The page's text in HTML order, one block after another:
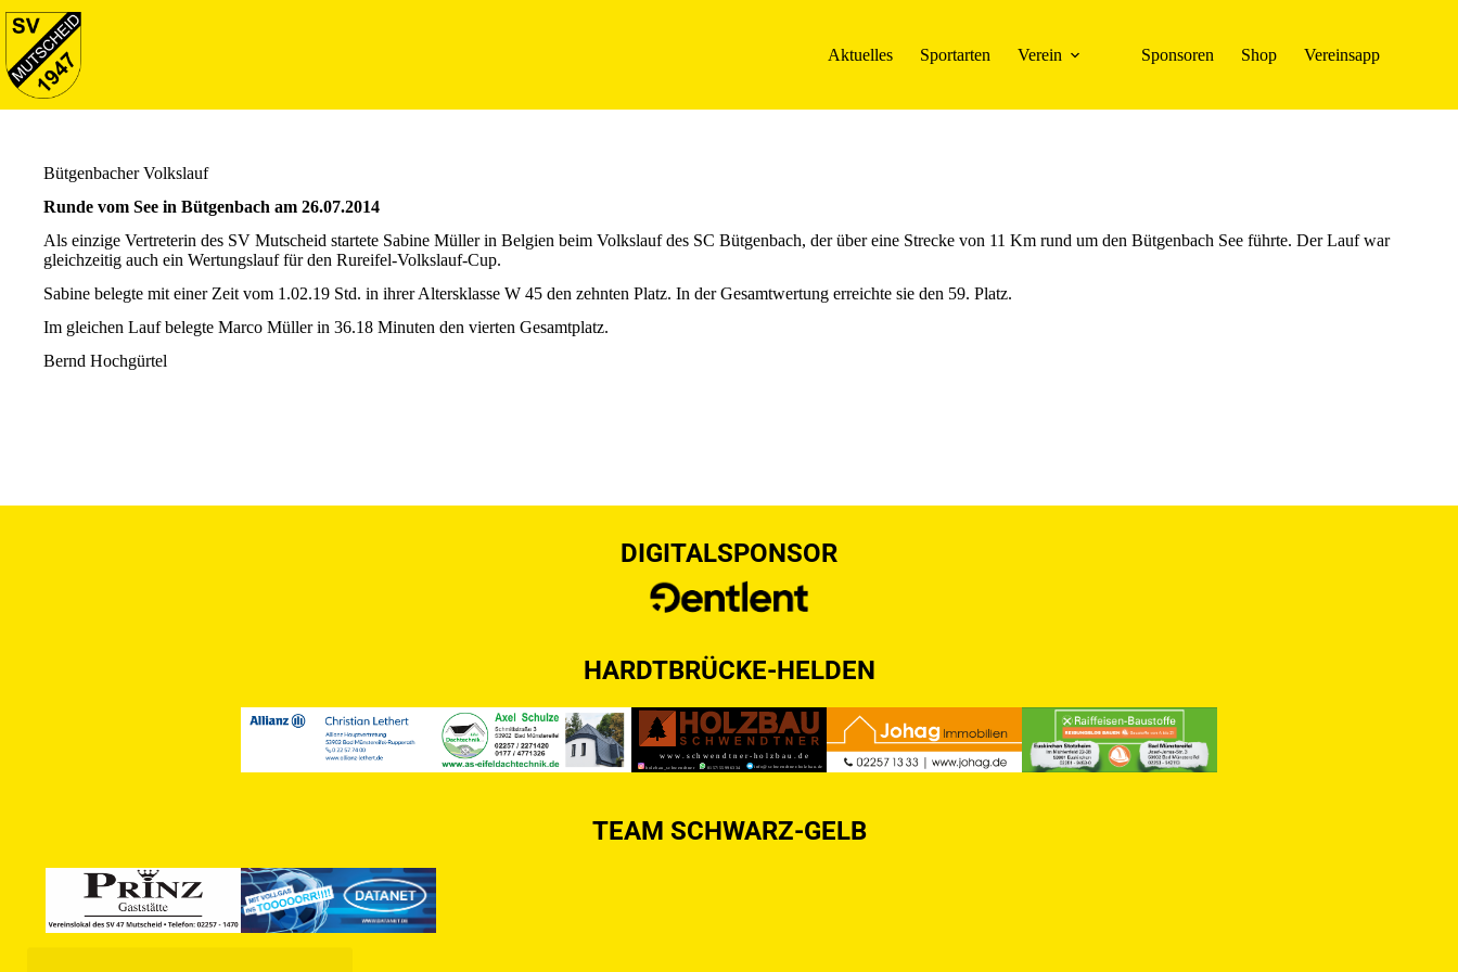
Aktuelles Sportarten Verein Sponsoren Shop Vereinsapp
Bütgenbacher Volkslauf
Runde vom See in Bütgenbach am 26.07.2014
Als einzige Vertreterin des SV Mutscheid startete Sabine Müller in Belgien beim Volkslauf des SC Bütgenbach, der über eine Strecke von 11 Km rund um den Bütgenbach See führte. Der Lauf war
gleichzeitig auch ein Wertungslauf für den Rureifel-Volkslauf-Cup.
Sabine belegte mit einer Zeit vom 1.02.19 Std. in ihrer Altersklasse W 45 den zehnten Platz. In der Gesamtwertung erreichte sie den 59. Platz.
Im gleichen Lauf belegte Marco Müller in 36.18 Minuten den vierten Gesamtplatz.
Bernd Hochgürtel
DIGITALSPONSOR
HARDTBRÜCKE-HELDEN
TEAM SCHWARZ-GELB